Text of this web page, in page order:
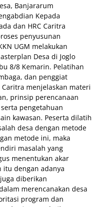
Banjararum
Kepada
dan HRC Caritra
penyusunan
UGM melakukan
Desa di Joglo
8/8 Kemarin. Pelatihan
dan penggiat
Caritra menjelaskan materi
prinsip perencanaan
pengetahuan
kawasan. Peserta dilatih
desa dengan metode
metode ini, maka
masalah yang
menentukan akar
itu dengan adanya
diberikan
merencanakan desa
program dan